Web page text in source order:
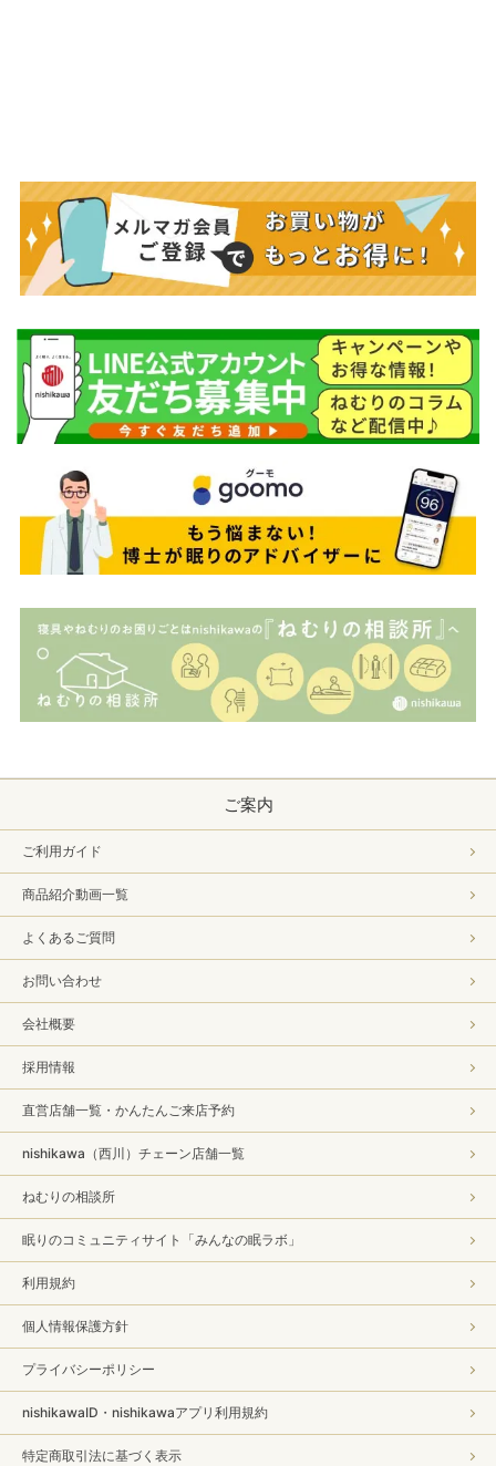
ご案内
ご利用ガイド
商品紹介動画一覧
よくあるご質問
お問い合わせ
会社概要
採用情報
直営店舗一覧・かんたんご来店予約
nishikawa（西川）チェーン店舗一覧
ねむりの相談所
眠りのコミュニティサイト「みんなの眠ラボ」
利用規約
個人情報保護方針
プライバシーポリシー
nishikawaID・nishikawaアプリ利用規約
特定商取引法に基づく表示